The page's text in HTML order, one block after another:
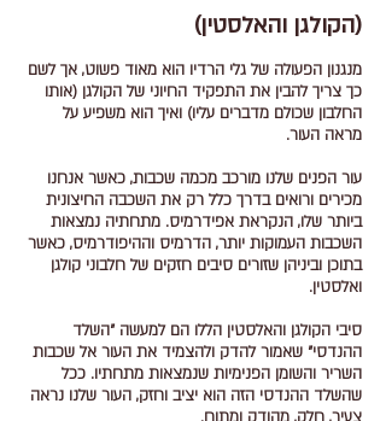
(הקולגן והאלסטין)
מנגנון הפעולה של גלי הרדיו הוא מאוד פשוט, אך לשם
כך צריך להבין את התפקיד החיוני של הקולגן (אותו
החלבון שכולם מדברים עליו) ואיך הוא משפיע על
מראה העור.
עור הפנים שלנו מורכב מכמה שכבות, כאשר אנחנו
מכירים ורואים בדרך כלל רק את השכבה החיצונית
ביותר שלו, הנקראת אפידרמיס. מתחתיה נמצאות
השכבות העמוקות יותר, הדרמיס וההיפודרמיס, כאשר
בתוכן וביניהן שזורים סיבים חזקים של חלבוני קולגן
ואלסטין.
סיבי הקולגן והאלסטין הללו הם למעשה "השלד
ההנדסי" שאמור להדק ולהצמיד את העור אל שכבות
השריר והשומן הפנימיות שנמצאות מתחתיו. ככל
שהשלד ההנדסי הזה הוא יציב וחזק, העור שלנו נראה